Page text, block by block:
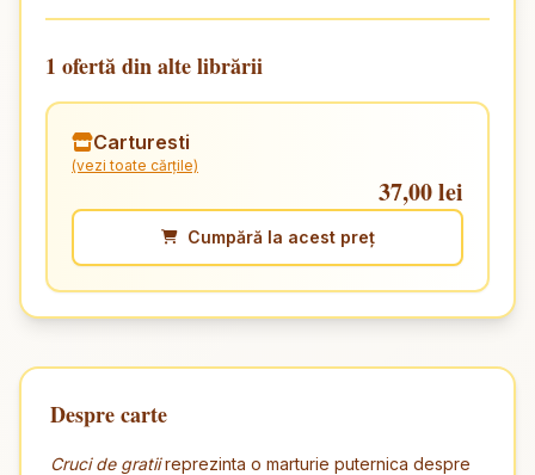
1 ofertă din alte librării
Carturesti
(vezi toate cărțile)
37,00 lei
Cumpără la acest preț
Despre carte
Cruci de gratiireprezinta o marturie puternica despre